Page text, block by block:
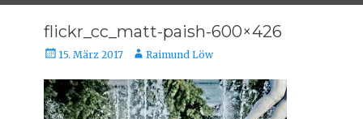
flickr_cc_matt-paish-600×426
Veröffentlicht
15. März 2017 AutorRaimund Löw